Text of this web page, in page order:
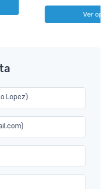
Ver
Lopez)